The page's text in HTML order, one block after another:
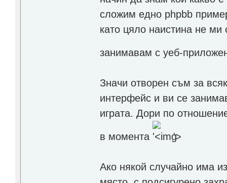
сложим едно phpbb
като цяло наистина не
занимавам с уеб-
Значи отворен съм за
интерфейс и ви се
играта. Дори по
в момента '>
Ако някой случайно има